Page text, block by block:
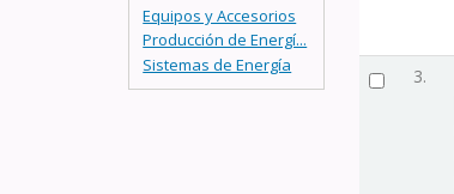
Equipos y Accesorios
Producción de Energí...
Sistemas de Energía
3.